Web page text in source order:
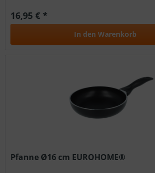
16,95 € *
In den Warenkorb
Pfanne Ø16 cm EUROHOME®